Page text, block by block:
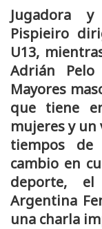
Jugadora
Pispieiro
U13,
Adrián
Mayores
que tiene
mujeres y un
tiempos de
cambio en
deporte,
Argentina
una charla